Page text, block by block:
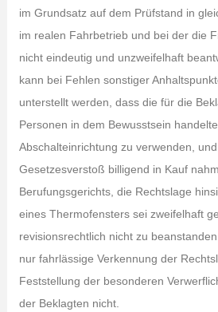
im Grundsatz auf dem Prüfstand in
im realen Fahrbetrieb und bei der die
nicht eindeutig und unzweifelhaft
kann bei Fehlen sonstiger
unterstellt werden, dass die für die
Personen in dem Bewusstsein
Abschalteinrichtung zu verwenden,
Gesetzesverstoß billigend in Kauf
Berufungsgerichts, die Rechtslage
eines Thermofensters sei zweifelhaft
revisionsrechtlich nicht zu
nur fahrlässige Verkennung der
Feststellung der besonderen
der Beklagten nicht.